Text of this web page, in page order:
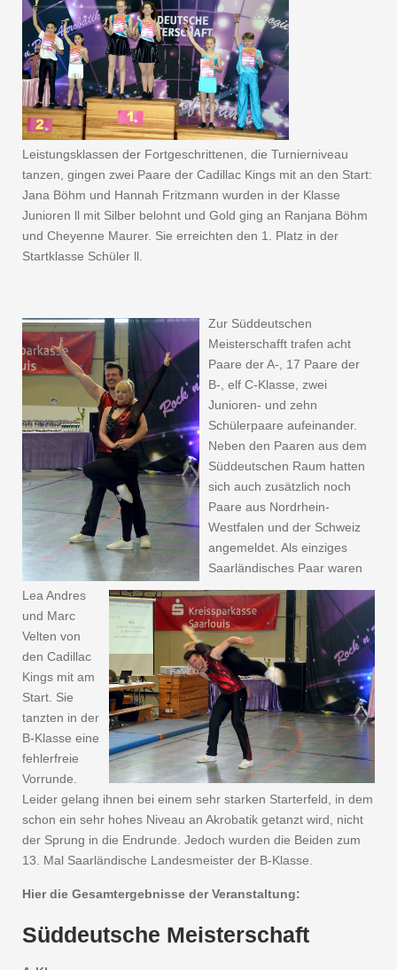
Leistungsklassen der Fortgeschrittenen, die Turnierniveau
tanzen, gingen zwei Paare der Cadillac Kings mit an den Start:
Jana Böhm und Hannah Fritzmann wurden in der Klasse
Junioren ll mit Silber belohnt und Gold ging an Ranjana Böhm
und Cheyenne Maurer. Sie erreichten den 1. Platz in der
Startklasse Schüler ll.
Zur Süddeutschen
Meisterschafft trafen acht
Paare der A-, 17 Paare der
B-, elf C-Klasse, zwei
Junioren- und zehn
Schülerpaare aufeinander.
Neben den Paaren aus dem
Süddeutschen Raum hatten
sich auch zusätzlich noch
Paare aus Nordrhein-
Westfalen und der Schweiz
angemeldet. Als einziges
Saarländisches Paar waren
Lea Andres
und Marc
Velten von
den Cadillac
Kings mit am
Start. Sie
tanzten in der
B-Klasse eine
fehlerfreie
Vorrunde.
Leider gelang ihnen bei einem sehr starken Starterfeld, in dem
schon ein sehr hohes Niveau an Akrobatik getanzt wird, nicht
der Sprung in die Endrunde. Jedoch wurden die Beiden zum
13. Mal Saarländische Landesmeister der B-Klasse.
Hier die Gesamtergebnisse der Veranstaltung:
Süddeutsche Meisterschaft